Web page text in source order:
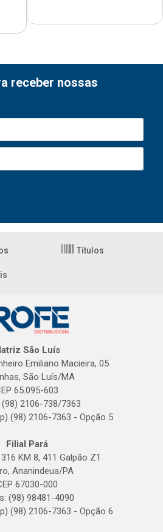
receber nossas
Títulos
São Luís
Emiliano Macieira, 05
São Luís/MA
65.095-603
2106-738/7363
(98) 2106-7363 - Opção 5
Filial Pará
KM 8, 411 Galpão Z1
Ananindeua/PA
67030-000
(98) 98481-4090
(98) 2106-7363 - Opção 6